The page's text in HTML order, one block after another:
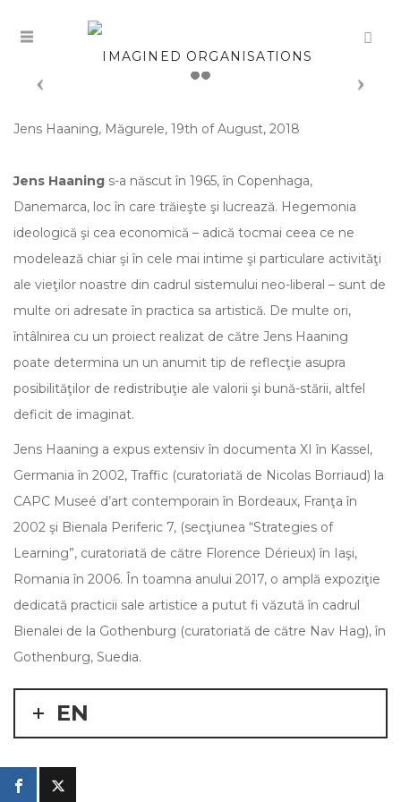
Jens Haaning, Măgurele, 19th of August, 2018
Jens Haaning s-a născut în 1965, în Copenhaga,
Danemarca, loc în care trăieşte şi lucrează. Hegemonia
ideologică şi cea economică – adică tocmai ceea ce ne
modelează chiar şi în cele mai intime şi particulare activităţi
ale vieţilor noastre din cadrul sistemului neo-liberal – sunt de
multe ori adresate în practica sa artistică. De multe ori,
întâlnirea cu un proiect realizat de către Jens Haaning
poate determina un un anumit tip de reflecţie asupra
posibilităţilor de redistribuţie ale valorii şi bună-stării, altfel
deficit de imaginat.
Jens Haaning a expus extensiv în documenta XI în Kassel,
Germania în 2002, Traffic (curatoriată de Nicolas Borriaud) la
CAPC Museé d’art contemporain în Bordeaux, Franţa în
2002 şi Bienala Periferic 7, (secţiunea “Strategies of
Learning”, curatoriată de către Florence Dérieux) în Iaşi,
Romania în 2006. În toamna anului 2017, o amplă expoziţie
dedicată practicii sale artistice a putut fi văzută în cadrul
Bienalei de la Gothenburg (curatoriată de către Nav Hag), în
Gothenburg, Suedia.
EN